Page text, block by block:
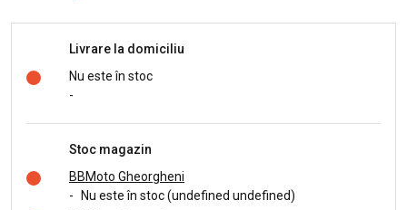
Livrare la domiciliu
Nu este în stoc
-
Stoc magazin
BBMoto Gheorgheni
-
Nu este în stoc (undefined undefined)